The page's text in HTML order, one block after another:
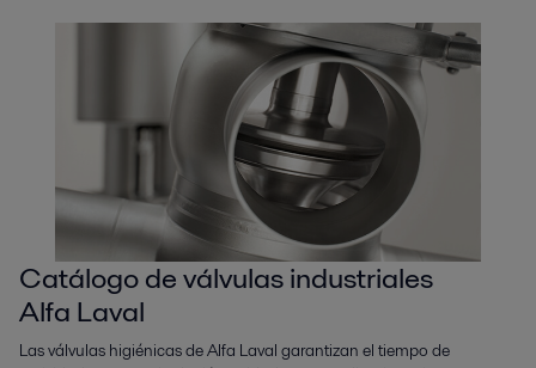
Catálogo de válvulas industriales
Alfa Laval
Las válvulas higiénicas de Alfa Laval garantizan el tiempo de